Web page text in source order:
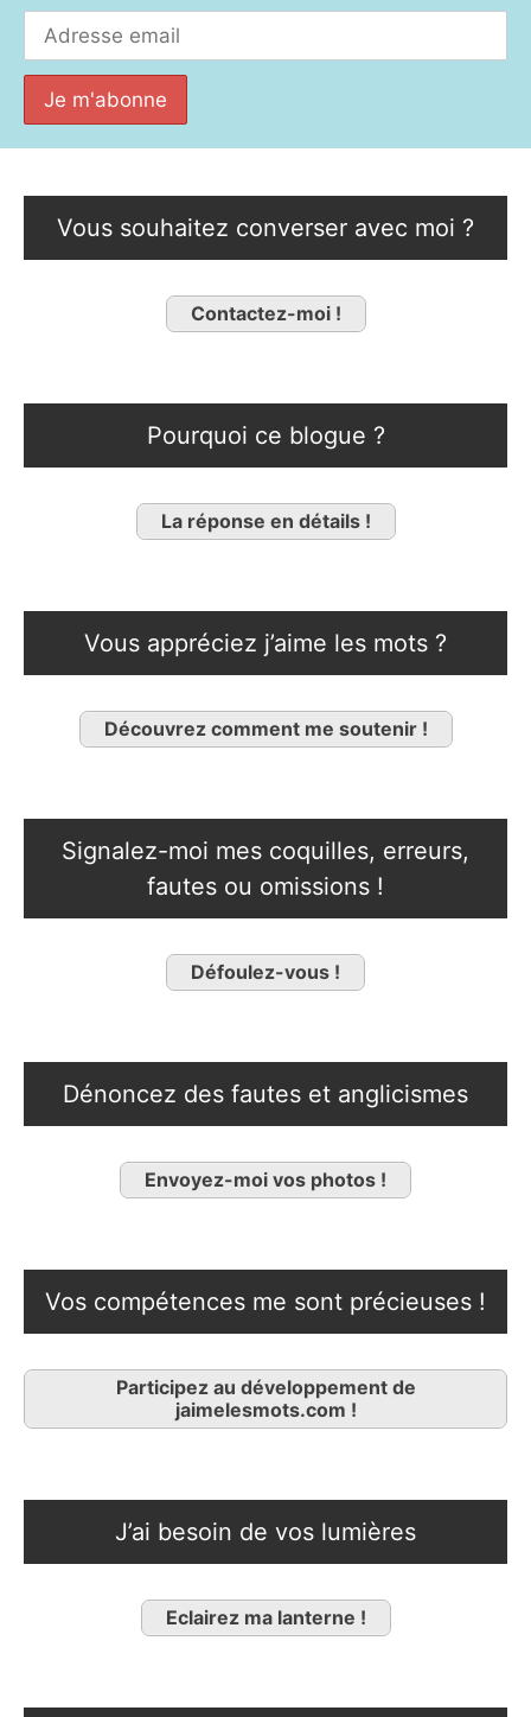
Vous souhaitez converser avec moi ?
Contactez-moi !
Pourquoi ce blogue ?
La réponse en détails !
Vous appréciez j’aime les mots ?
Découvrez comment me soutenir !
Signalez-moi mes coquilles, erreurs,
fautes ou omissions !
Défoulez-vous !
Dénoncez des fautes et anglicismes
Envoyez-moi vos photos !
Vos compétences me sont précieuses !
Participez au développement de
jaimelesmots.com !
J’ai besoin de vos lumières
Eclairez ma lanterne !